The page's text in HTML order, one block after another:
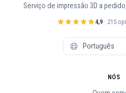
Serviço de impressão 3D a
4,9· 215
NÓS